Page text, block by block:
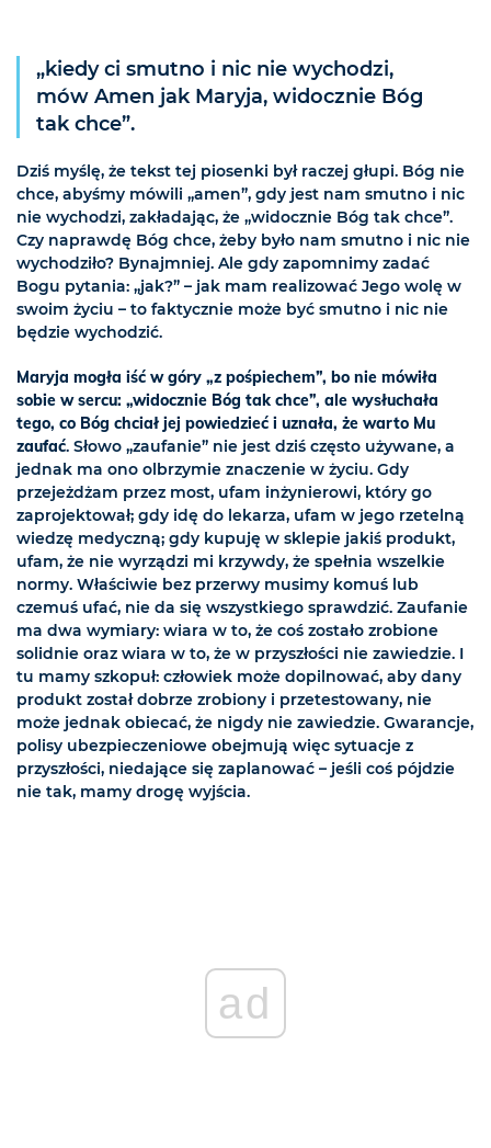
„kiedy ci smutno i nic nie wychodzi,
mów Amen jak Maryja, widocznie Bóg
tak chce”.
Dziś myślę, że tekst tej piosenki był raczej głupi. Bóg nie
chce, abyśmy mówili „amen”, gdy jest nam smutno i nic
nie wychodzi, zakładając, że „widocznie Bóg tak chce”.
Czy naprawdę Bóg chce, żeby było nam smutno i nic nie
wychodziło? Bynajmniej. Ale gdy zapomnimy zadać
Bogu pytania: „jak?” – jak mam realizować Jego wolę w
swoim życiu – to faktycznie może być smutno i nic nie
będzie wychodzić.
Maryja mogła iść w góry „z pośpiechem”, bo nie mówiła
sobie w sercu: „widocznie Bóg tak chce”, ale wysłuchała
tego, co Bóg chciał jej powiedzieć i uznała, że warto Mu
zaufać. Słowo „zaufanie” nie jest dziś często używane, a
jednak ma ono olbrzymie znaczenie w życiu. Gdy
przejeżdżam przez most, ufam inżynierowi, który go
zaprojektował; gdy idę do lekarza, ufam w jego rzetelną
wiedzę medyczną; gdy kupuję w sklepie jakiś produkt,
ufam, że nie wyrządzi mi krzywdy, że spełnia wszelkie
normy. Właściwie bez przerwy musimy komuś lub
czemuś ufać, nie da się wszystkiego sprawdzić. Zaufanie
ma dwa wymiary: wiara w to, że coś zostało zrobione
solidnie oraz wiara w to, że w przyszłości nie zawiedzie. I
tu mamy szkopuł: człowiek może dopilnować, aby dany
produkt został dobrze zrobiony i przetestowany, nie
może jednak obiecać, że nigdy nie zawiedzie. Gwarancje,
polisy ubezpieczeniowe obejmują więc sytuacje z
przyszłości, niedające się zaplanować – jeśli coś pójdzie
nie tak, mamy drogę wyjścia.
ad